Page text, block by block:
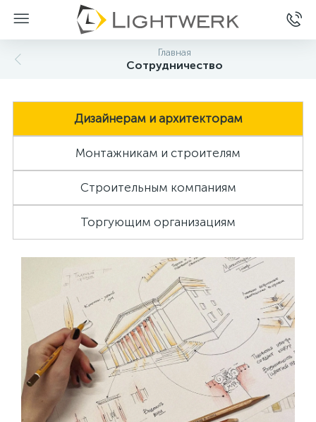
Главная
Сотрудничество
Дизайнерам и архитекторам
Монтажникам и строителям
Строительным компаниям
Торгующим организациям